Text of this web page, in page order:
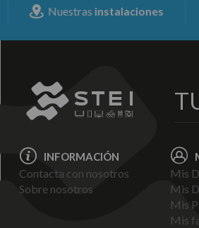
Nuestrasinstalaciones
INFORMACIÓN
Contacta con nosotros
Sobre nosotros
Mis
Mis
Mis
Mis